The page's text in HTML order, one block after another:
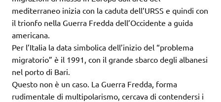
mediterraneo inizia con la caduta dell’URSS e quindi con
il trionfo nella Guerra Fredda dell’Occidente a guida
americana.
Per l’Italia la data simbolica dell’inizio del “problema
migratorio” è il 1991, con il grande sbarco degli albanesi
nel porto di Bari.
Questo non è un caso. La Guerra Fredda, forma
rudimentale di multipolarismo, cercava di contendersi i